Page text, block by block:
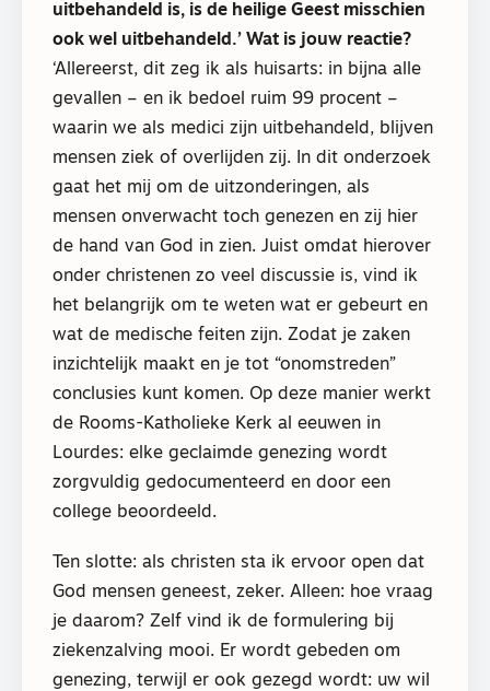
uitbehandeld is, is de heilige Geest misschien
ook wel uitbehandeld.’ Wat is jouw reactie?
‘Allereerst, dit zeg ik als huisarts: in bijna alle
gevallen – en ik bedoel ruim 99 procent –
waarin we als medici zijn uitbehandeld, blijven
mensen ziek of overlijden zij. In dit onderzoek
gaat het mij om de uitzonderingen, als
mensen onverwacht toch genezen en zij hier
de hand van God in zien. Juist omdat hierover
onder christenen zo veel discussie is, vind ik
het belangrijk om te weten wat er gebeurt en
wat de medische feiten zijn. Zodat je zaken
inzichtelijk maakt en je tot “onomstreden”
conclusies kunt komen. Op deze manier werkt
de Rooms-Katholieke Kerk al eeuwen in
Lourdes: elke geclaimde genezing wordt
zorgvuldig gedocumenteerd en door een
college beoordeeld.
Ten slotte: als christen sta ik ervoor open dat
God mensen geneest, zeker. Alleen: hoe vraag
je daarom? Zelf vind ik de formulering bij
ziekenzalving mooi. Er wordt gebeden om
genezing, terwijl er ook gezegd wordt: uw wil